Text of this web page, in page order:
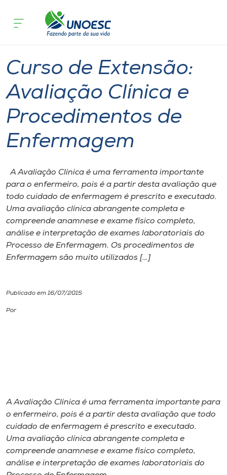
Cursos
Pesquisa
Atendimento ao Estudante
Portal de Ensino
A
Unoesc
Internacionalização
I.nova
Cultura
Editora
Rádio
Museu
acontece
Curso de Extensão:
Avaliação Clínica e
Procedimentos de
Enfermagem
A Avaliação Clínica é uma ferramenta importante
para o enfermeiro, pois é a partir desta avaliação que
todo cuidado de enfermagem é prescrito e executado.
Uma avaliação clínica abrangente completa e
compreende anamnese e exame físico completo,
análise e interpretação de exames laboratoriais do
Processo de Enfermagem. Os procedimentos de
Enfermagem são muito utilizados […]
Publicado em 16/07/2015
Por
A Avaliação Clínica é uma ferramenta importante para
o enfermeiro, pois é a partir desta avaliação que todo
cuidado de enfermagem é prescrito e executado.
Uma avaliação clínica abrangente completa e
compreende anamnese e exame físico completo,
análise e interpretação de exames laboratoriais do